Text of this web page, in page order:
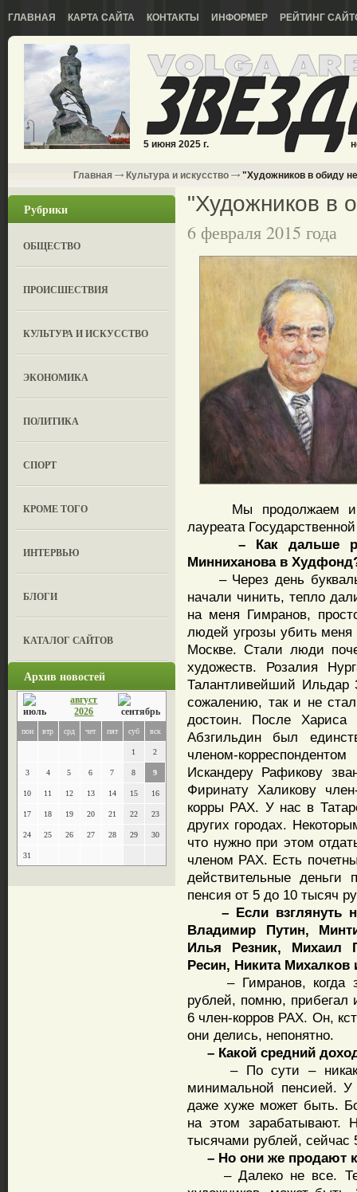
ГЛАВНАЯ КАРТА САЙТА КОНТАКТЫ ИНФОРМЕР РЕЙТИНГ
5 июня 2025 г.
Главная Культура и искусство "Художников в обиду
Рубрики
ОБЩЕСТВО
ПРОИСШЕСТВИЯ
КУЛЬТУРА И ИСКУССТВО
ЭКОНОМИКА
ПОЛИТИКА
СПОРТ
КРОМЕ ТОГО
ИНТЕРВЬЮ
БЛОГИ
КАТАЛОГ САЙТОВ
Архив новостей
август
2026
пон втр срд чет пят суб вск
1 2
3 4 5 6 7 8 9
10 11 12 13 14 15 16
17 18 19 20 21 22 23
24 25 26 27 28 29 30
31
"Художников в
6 февраля 2015 года
Мы продолжаем
лауреата
– Как дальше
Минниханова в
– Через день
начали чинить, тепло
на меня Гимранов,
людей угрозы убить
Москве. Стали люди
художеств. Розалия
Талантливейший Ильдар
сожалению, так и не
достоин. После Хариса
Абзгильдин был
членом-
Искандеру Рафикову
Фиринату Халикову
корры РАХ. У нас в
других городах.
что нужно при этом
членом РАХ. Есть
действительные
пенсия от 5 до 10 тысяч
– Если взглянуть
Владимир Путин,
Илья Резник, Михаил
Ресин, Никита
– Гимранов, когда
рублей, помню, прибегал
6 член-корров РАХ. Он,
они делись, непонятно.
– Какой средний доход
– По сути –
минимальной пенсией.
даже хуже может быть.
на этом
тысячами рублей, сейчас
– Но они же продают
– Далеко не все. Те,